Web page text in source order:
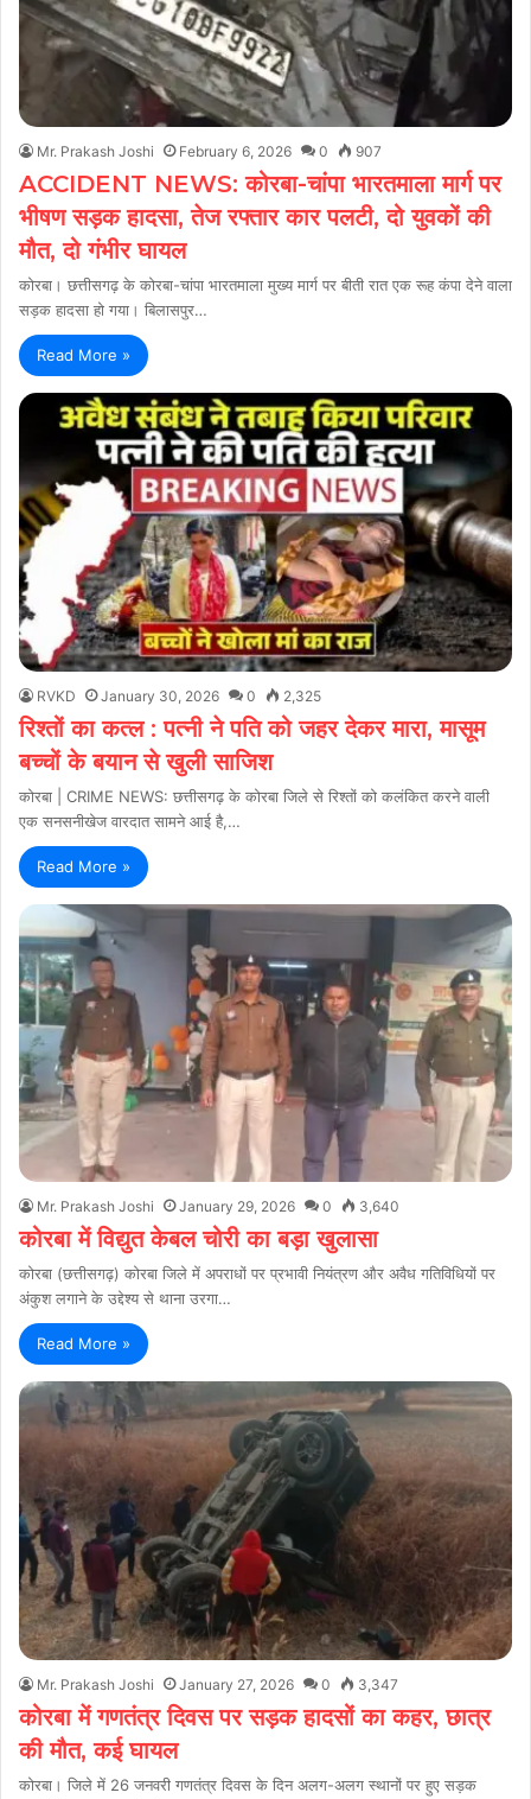
Mr. Prakash Joshi February 6, 2026 0 907
ACCIDENT NEWS: कोरबा-चांपा भारतमाला मार्ग पर
भीषण सड़क हादसा, तेज रफ्तार कार पलटी, दो युवकों की
मौत, दो गंभीर घायल
कोरबा। छत्तीसगढ़ के कोरबा-चांपा भारतमाला मुख्य मार्ग पर बीती रात एक रूह कंपा देने वाला
सड़क हादसा हो गया। बिलासपुर…
Read More »
RVKD January 30, 2026 0 2,325
रिश्तों का कत्ल : पत्नी ने पति को जहर देकर मारा, मासूम
बच्चों के बयान से खुली साजिश
कोरबा | CRIME NEWS: छत्तीसगढ़ के कोरबा जिले से रिश्तों को कलंकित करने वाली
एक सनसनीखेज वारदात सामने आई है,…
Read More »
Mr. Prakash Joshi January 29, 2026 0 3,640
कोरबा में विद्युत केबल चोरी का बड़ा खुलासा
कोरबा (छत्तीसगढ़) कोरबा जिले में अपराधों पर प्रभावी नियंत्रण और अवैध गतिविधियों पर
अंकुश लगाने के उद्देश्य से थाना उरगा…
Read More »
Mr. Prakash Joshi January 27, 2026 0 3,347
कोरबा में गणतंत्र दिवस पर सड़क हादसों का कहर, छात्र
की मौत, कई घायल
कोरबा। जिले में 26 जनवरी गणतंत्र दिवस के दिन अलग-अलग स्थानों पर हुए सड़क